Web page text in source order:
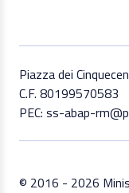
Piazza dei
C.F. 80199570583
PEC: ss-abap-
© 2016 - 2026